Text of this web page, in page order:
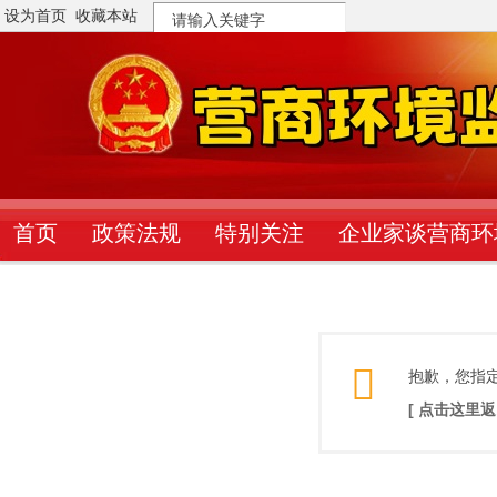
设为首页 收藏本站
搜
索
首页 政策法规 特别关注 企业家谈营商
抱歉，您指
[ 点击这里